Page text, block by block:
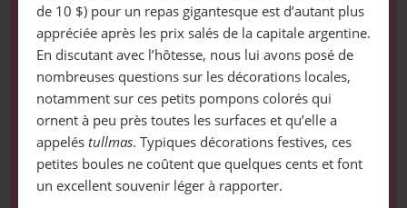
de 10 $) pour un repas gigantesque est d’autant plus
appréciée après les prix salés de la capitale argentine.
En discutant avec l’hôtesse, nous lui avons posé de
nombreuses questions sur les décorations locales,
notamment sur ces petits pompons colorés qui
ornent à peu près toutes les surfaces et qu’elle a
appelés tullmas. Typiques décorations festives, ces
petites boules ne coûtent que quelques cents et font
un excellent souvenir léger à rapporter.